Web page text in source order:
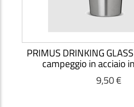
PRIMUS DRINKING
campeggio in acciaio
9,50 €